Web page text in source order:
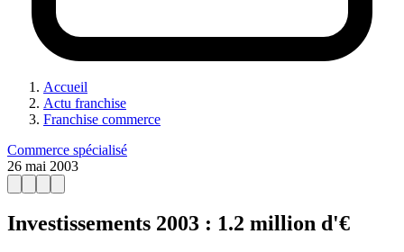
Accueil
Actu franchise
Franchise commerce
Commerce spécialisé
26 mai 2003
Investissements 2003 : 1.2 million d'€